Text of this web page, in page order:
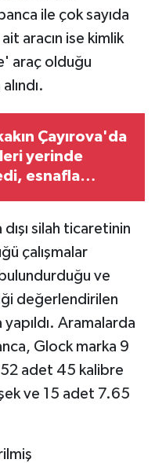
ile çok sayıda
aracın ise kimlik
araç olduğu
Çayırova'da
yerinde
esnafla
silah ticaretinin
çalışmalar
ve
değerlendirilen
Aramalarda
Glock marka 9
adet 45 kalibre
ve 15 adet 7.65